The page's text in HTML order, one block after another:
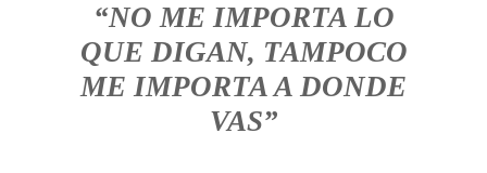
“NO ME IMPORTA LO
QUE DIGAN, TAMPOCO
ME IMPORTA A DONDE
VAS”